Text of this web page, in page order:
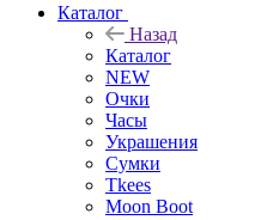
Каталог
Назад
Каталог
NEW
Очки
Часы
Украшения
Сумки
Tkees
Moon Boot